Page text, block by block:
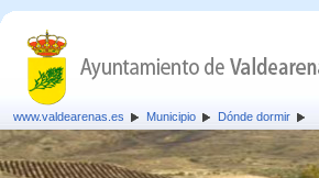
www.valdearenas.es Municipio Dónde dormir